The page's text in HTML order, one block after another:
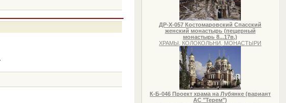
ДР-Х-057 Костомаровский Спасский
женский монастырь (пещерный
монастырь 8...17в.)
ХРАМЫ, КОЛОКОЛЬНИ, МОНАСТЫРИ
К-Б-046 Проект храма на Лубянке (вариант
АС "Терем")